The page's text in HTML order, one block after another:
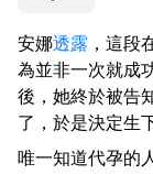
安娜透露 ，這段
為並非一次就成
後，她終於被告
了，於是決定生
唯一知道代孕的